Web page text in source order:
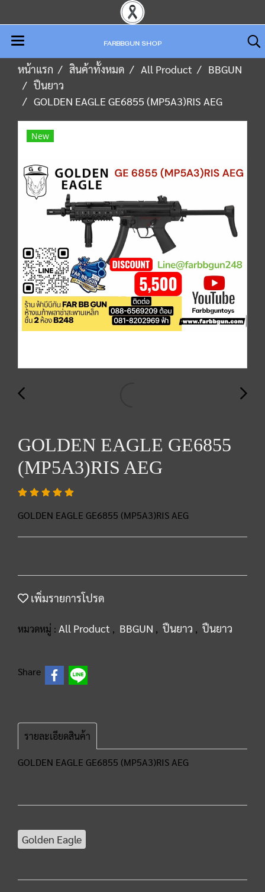
FARBBGUN SHOP
หน้าแรก สินค้าทั้งหมด All Product
BBGUN
ปืนยาว
GOLDEN EAGLE GE6855 (MP5A3)RIS AEG
New
GOLDEN EAGLE GE6855
(MP5A3)RIS AEG
GOLDEN EAGLE GE6855 (MP5A3)RIS AEG
เพิ่มรายการโปรด
หมวดหมู่ : All Product , BBGUN , ปืนยาว , ปืนยาว
Share
รายละเอียดสินค้า
GOLDEN EAGLE GE6855 (MP5A3)RIS AEG
Golden Eagle